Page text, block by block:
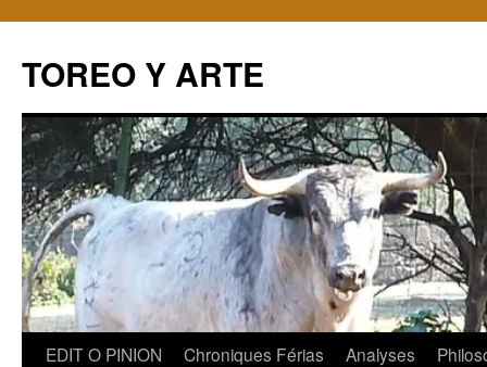
TOREO Y ARTE
Aller
EDIT O PINION Chroniques Férias Analyses